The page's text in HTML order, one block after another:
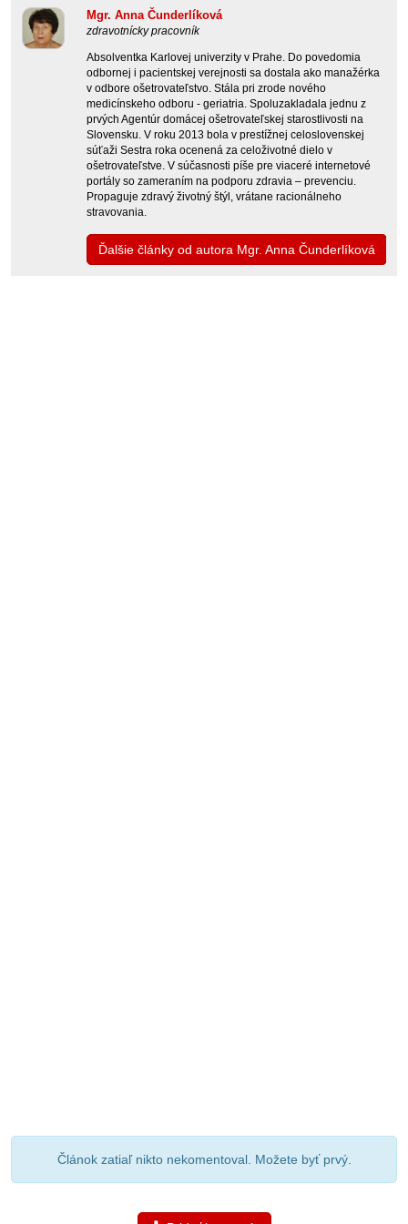
Mgr. Anna Čunderlíková
zdravotnícky pracovník
Absolventka Karlovej univerzity v Prahe. Do povedomia
odbornej i pacientskej verejnosti sa dostala ako manažérka
v odbore ošetrovateľstvo. Stála pri zrode nového
medicínskeho odboru - geriatria. Spoluzakladala jednu z
prvých Agentúr domácej ošetrovateľskej starostlivosti na
Slovensku. V roku 2013 bola v prestížnej celoslovenskej
súťaži Sestra roka ocenená za celoživotné dielo v
ošetrovateľstve. V súčasnosti píše pre viaceré internetové
portály so zameraním na podporu zdravia – prevenciu.
Propaguje zdravý životný štýl, vrátane racionálneho
stravovania.
Ďalšie články od autora Mgr. Anna Čunderlíková
Článok zatiaľ nikto nekomentoval. Možete byť prvý.